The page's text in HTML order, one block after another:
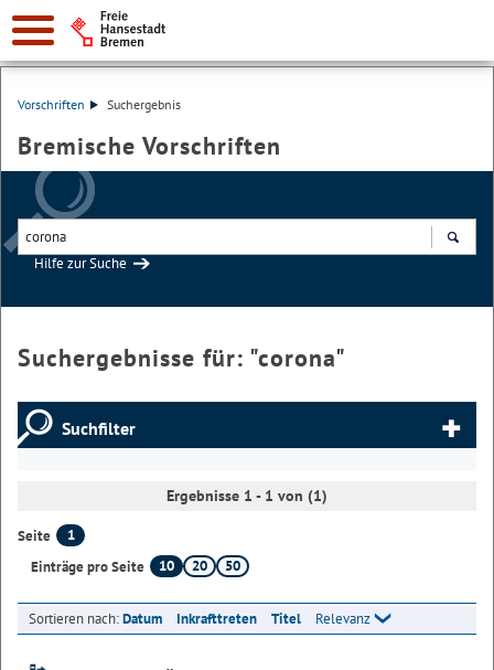
Vorschriften Suchergebnis
Bremische Vorschriften
Hilfe zur Suche
Suchergebnisse für: "corona"
Suchfilter
Ergebnisse 1 - 1 von (1)
Seite
1
Einträge pro Seite
10 20 50
Sortieren nach:Datum Inkrafttreten Titel Relevanz